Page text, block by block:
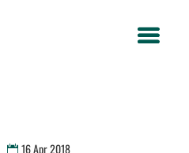
16 Apr 2018